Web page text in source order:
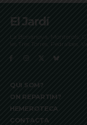
El Jardí
La Bonanova, Monterols,
les Tres Torres, Pedralbes,
QUI SOM?
ON REPARTIM?
HEMEROTECA
CONTACTA